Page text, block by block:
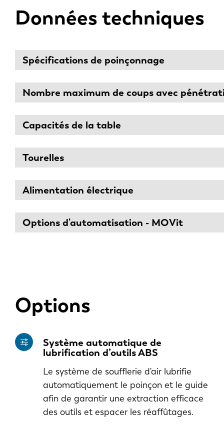
Données techniques
Spécifications de poinçonnage
Nombre maximum de coups avec
Capacités de la table
Tourelles
Alimentation électrique
Options d'automatisation - MOVit
Options
Système automatique de
lubrification d’outils ABS
Le système de soufflerie d'air lubrifie
automatiquement le poinçon et le guide
afin de garantir une extraction efficace
des outils et espacer les réaffûtages.